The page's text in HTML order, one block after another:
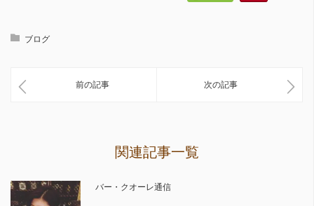
ブログ
前の記事 次の記事
関連記事一覧
バー・クオーレ通信